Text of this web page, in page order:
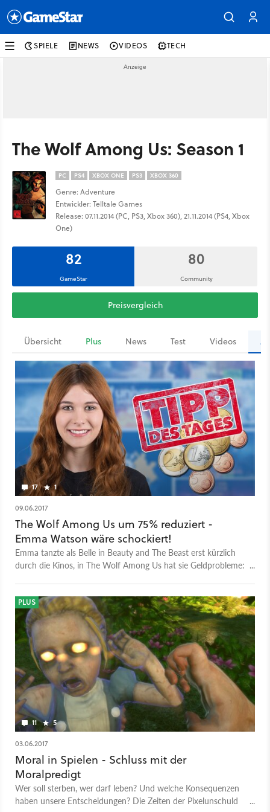
SPIELE NEWS VIDEOS TECH
The Wolf Among Us: Season 1
PC PS4 XBOX ONE PS3 XBOX 360
Genre: Adventure
Entwickler: Telltale Games
Release: 07.11.2014 (PC, PS3, Xbox 360), 21.11.2014 (PS4, Xbox
One)
82
GameStar
80
Community
Preisvergleich
Übersicht Plus News Test Videos
17 1
09.06.2017
The Wolf Among Us um 75% reduziert -
Emma Watson wäre schockiert!
Emma tanzte als Belle in Beauty and The Beast erst kürzlich
durch die Kinos, in The Wolf Among Us hat sie Geldprobleme:
eine Spende für die Schöne zu bitten.
11 5
PLUS
03.06.2017
Moral in Spielen - Schluss mit der
Moralpredigt
Wer soll sterben, wer darf leben? Und welche Konsequenzen
haben unsere Entscheidungen? Die Zeiten der Pixelunschuld